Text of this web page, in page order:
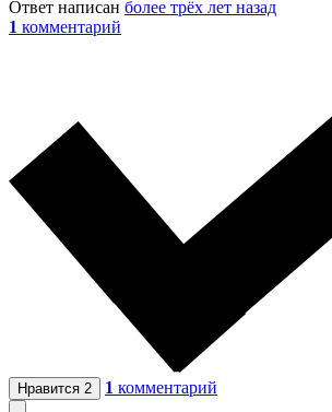
Ответ написан более трёх лет назад
1 комментарий
Нравится 2 1 комментарий